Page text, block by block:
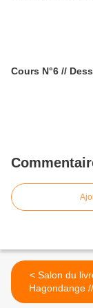
Cours N°6 //
< Salon du livre féminin
Hagondange